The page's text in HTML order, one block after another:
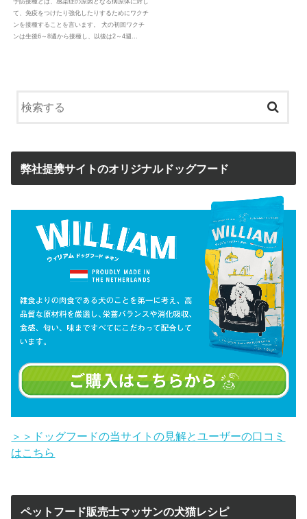
予防接種とは、感染症の原因となる病原体に対し
て、免疫をつけたり強化したりするためにワクチ
ンを接種することを言います。 犬の初回ワクチ
ンは生後6～8週から接種し、以後は2～4週…
弊社提携サイトのオリジナルドッグフード
＞＞ドッグフードの当サイトの見解とユーザーの口コミ
はこちら
ペットフード販売士マッサンの犬猫レシピ